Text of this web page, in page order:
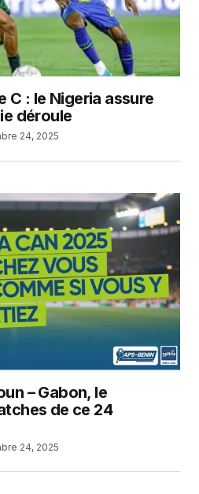
C : le Nigeria assure
déroule
24, 2025
– Gabon, le
de ce 24
24, 2025